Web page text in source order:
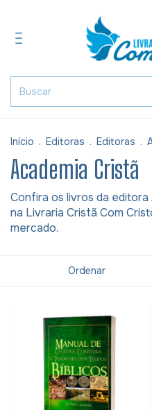
Início . Editoras . Editoras .
Academia Cristã
Confira os livros da
na Livraria Cristã Com
mercado.
Ordenar